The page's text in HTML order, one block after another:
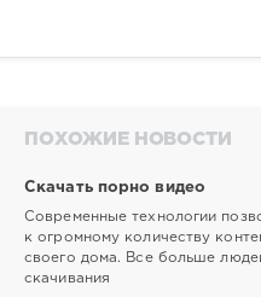
ПОХОЖИЕ НОВОСТИ
Скачать порно видео
Современные технологии
к огромному количеству
своего дома. Все больше
скачивания